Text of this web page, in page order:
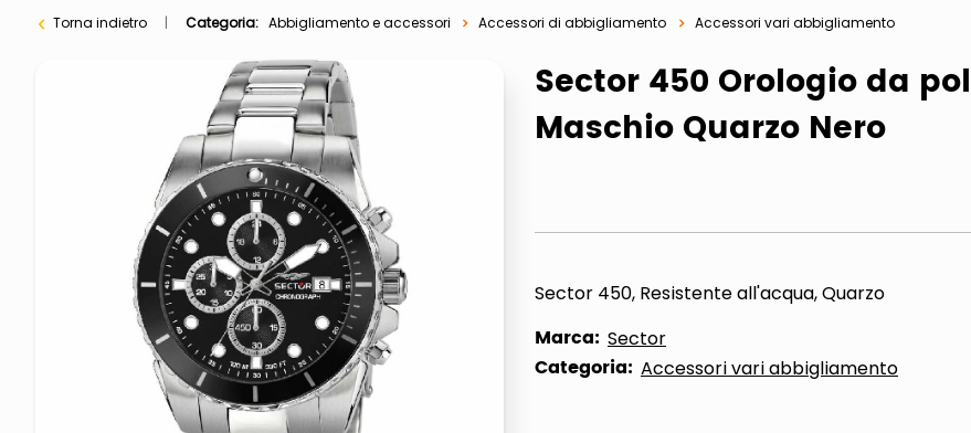
orologio parete
meme
elenco
ombrelloni
lucidatrice pavimenti
italia independent occhiali sole 0703 thin rotondo sun
pattumiera raccolta differenziata
elenco telefonico
Torna indietro Categoria: Abbigliamento e accessori Accessori di abbigliamento Accessori vari abbigliamento
Sector 450 Orologio da
Maschio Quarzo Nero
Sector 450, Resistente all'acqua, Quarzo
Marca: Sector
Categoria: Accessori vari abbigliamento